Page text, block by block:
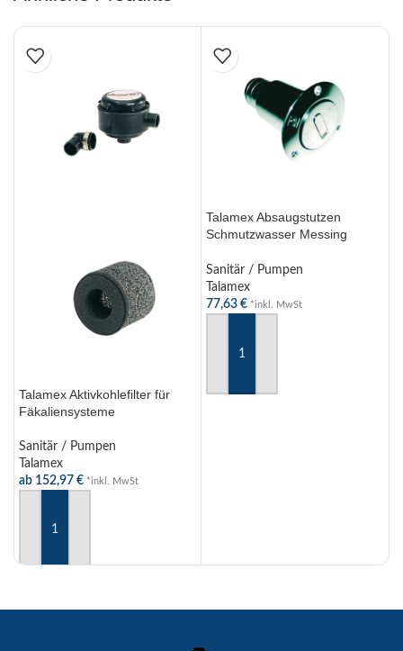
Talamex Aktivkohlefilter für
Fäkaliensysteme
Sanitär / Pumpen
Talamex
ab 152,97 € *inkl. MwSt
Talamex Absaugstutzen
Schmutzwasser Messing
ISO8099
Sanitär / Pumpen
Talamex
77,63 € *inkl. MwSt